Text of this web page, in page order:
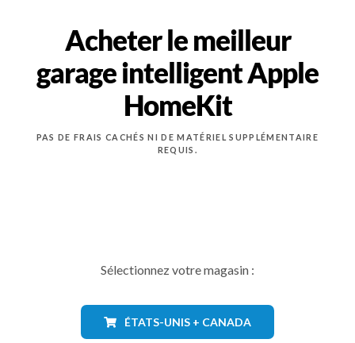
Acheter le meilleur
garage intelligent Apple
HomeKit
PAS DE FRAIS CACHÉS NI DE MATÉRIEL SUPPLÉMENTAIRE
REQUIS.
Sélectionnez votre magasin :
ÉTATS-UNIS + CANADA